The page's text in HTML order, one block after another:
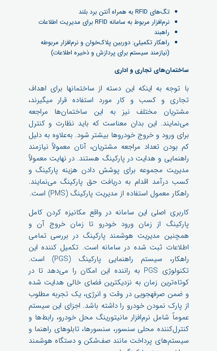
تگ‌های RFID به همراه آنتن برد بلند
نرم‌افزار مربوط به سامانه RFID برای مدیریت اطلاعات
راهبند
راهکار تکمیلی: دوربین پلاک‌خوان و نرم‌افزار مربوطه
(نیازمند سیستم برای پردازش و ذخیره اطلاعات)
ساختمان‌های تجاری و اداری
با توجه به اینکه این دسته از ساختمانها برای اهداف
تجاری و کسب و کار مورد استفاده قرار میگیرند،
مشتریان مختلف نیز به این ساختمان‌ها مراجعه
می‌نمایند. این بدان معناست که باید نظارت و کنترل
برای ورود و خروج خودروها بیشتر شود. به‌علاوه به دلیل
کم بودن تعداد مراجعه مشتریان، آنان معمولاً نیازمند
راهنمایی و هدایت در پارکینگ هستند. در نهایت معمولاً
مدیریت مجموعه برای پوشش دادن هزینه پارکینگ و
کسب درآمد اقدام به دریافت حق پارکینگ می‌نمایند.
راهکار معمول استفاده از مدیریت پارکینگ (PMS) است.
کاربری اصلی این سامانه در واقع مکانیزه کردن کامل
پارکینگ از زمان ورود خودرو تا زمان خروج آن و
همچنین مدیریت هوشمند پارکینگ در بررسی تمامی
اطلاعات ثبت شده در سامانه است. تکمیل کننده این
راهکار، سیستم راهنمایی پارکینگ (PGS) است.
تکنولوژی PGS به راننده این امکان را می‌دهد تا در
کوتاه‌ترین زمان به نزدیکترین فضای خالی هدایت شده
و ضمن صرفهجویی در وقت و انرژی، یک تجربه مطلوب
از پارک نمودن خودرو را داشته باشد. اجزای این سیستم
عموماً شامل نرم‌افزار مانیتورینگ محل خودرو، رابط‌ها و
کنترل‌کننده محلی سنسور، سنسورها، تابلوهای راهنما و
سیستم‌های پرداخت مانند صف‌شکن و دستگاه هوشمند